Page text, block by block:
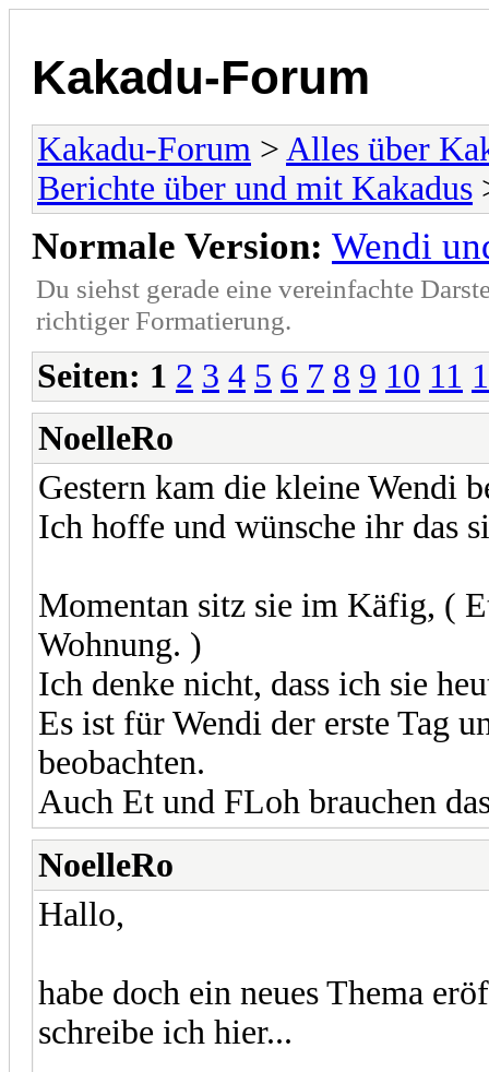
Kakadu-Forum
Kakadu-Forum > Alles über
Berichte über und mit Kakadus
Normale Version: Wendi
Du siehst gerade eine vereinfachte
richtiger Formatierung.
Seiten: 1 2 3 4 5 6 7 8 9 10 11
NoelleRo
Gestern kam die kleine Wendi
Ich hoffe und wünsche ihr das
Momentan sitz sie im Käfig, (
Wohnung. )
Ich denke nicht, dass ich sie
Es ist für Wendi der erste Tag
beobachten.
Auch Et und FLoh brauchen
NoelleRo
Hallo,
habe doch ein neues Thema
schreibe ich hier...